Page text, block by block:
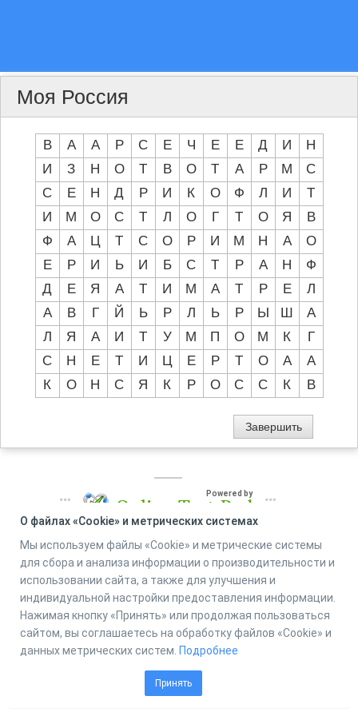
Моя Россия
В А А Р С Е Ч Е Е Д И
Н
И
З Н О Т В О Т А Р М
С
С
Е Н Д Р И К О Ф Л И
Т
И
М О С Т Л О Г Т О Я
В
Ф
А Ц Т С О Р И М Н А
О
Е
Р И Ь И Б С Т Р А Н
Ф
Д
Е Я А Т И М А Т Р Е
Л
А
В Г Й Ь Р Л Ь Р Ы Ш
А
Л
Я А И Т У М П О М К
Г
С
Н Е Т И Ц Е Р Т О А
А
К
О Н С Я К Р О С С К В
Powered by
Online Test Pad
О файлах «Cookie» и метрических системах
Мы используем файлы «Cookie» и метрические системы
для сбора и анализа информации о производительности и
использовании сайта, а также для улучшения и
индивидуальной настройки предоставления информации.
Нажимая кнопку «Принять» или продолжая пользоваться
сайтом, вы соглашаетесь на обработку файлов «Cookie» и
данных метрических систем. Подробнее
Принять